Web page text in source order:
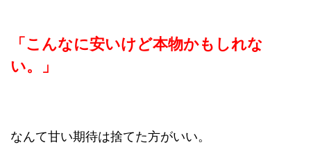
「こんなに安いけど本物かもしれな
い。」
なんて甘い期待は捨てた方がいい。